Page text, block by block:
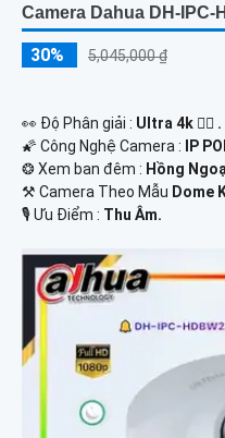
Camera Dahua DH-IPC-
30% 5,045,000 ₫
️👀 Độ Phân giải : Ultra 4k 👍🏾 .
🌠 Công Nghệ Camera : IP
❂ Xem ban đêm : Hồng
⚒ Camera Theo Mẫu Dome
️🎙 Ưu Điểm : Thu Âm.